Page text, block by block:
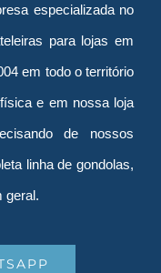
especializada no
para lojas em
em todo o território
e em nossa loja
de nossos
linha de gondolas,
geral.